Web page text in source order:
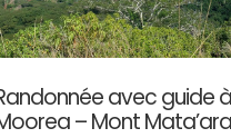
avec guide à
– Mont Mata’ara